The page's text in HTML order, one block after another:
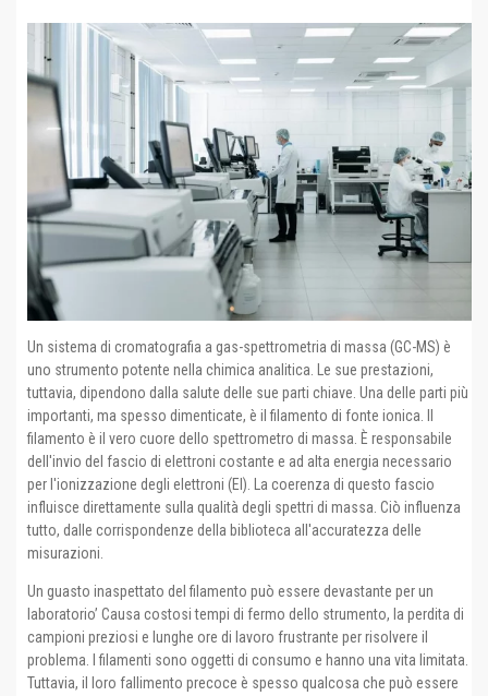
Un sistema di cromatografia a gas-spettrometria di massa (GC-MS) è
uno strumento potente nella chimica analitica. Le sue prestazioni,
tuttavia, dipendono dalla salute delle sue parti chiave. Una delle parti più
importanti, ma spesso dimenticate, è il filamento di fonte ionica. Il
filamento è il vero cuore dello spettrometro di massa. È responsabile
dell'invio del fascio di elettroni costante e ad alta energia necessario
per l'ionizzazione degli elettroni (EI). La coerenza di questo fascio
influisce direttamente sulla qualità degli spettri di massa. Ciò influenza
tutto, dalle corrispondenze della biblioteca all'accuratezza delle
misurazioni.
Un guasto inaspettato del filamento può essere devastante per un
laboratorio’ Causa costosi tempi di fermo dello strumento, la perdita di
campioni preziosi e lunghe ore di lavoro frustrante per risolvere il
problema. I filamenti sono oggetti di consumo e hanno una vita limitata.
Tuttavia, il loro fallimento precoce è spesso qualcosa che può essere